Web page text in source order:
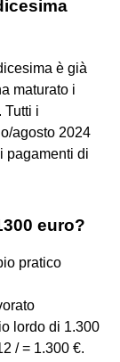
è già
maturato i
Tutti i
agosto 2024
pagamenti di
euro?
pratico
lordo di 1.300
/ = 1.300 €.